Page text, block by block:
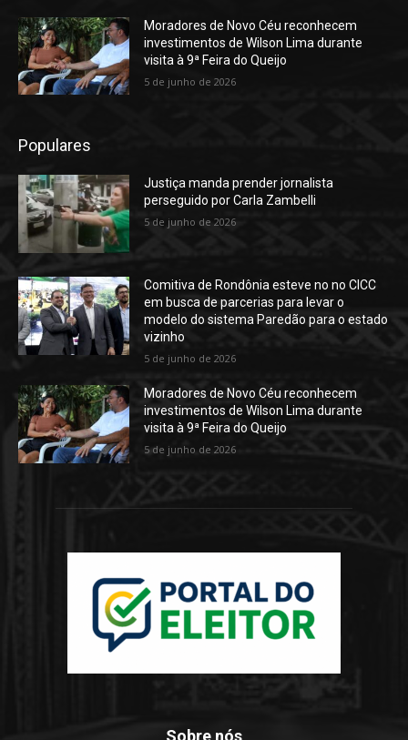
Moradores de Novo Céu reconhecem
investimentos de Wilson Lima durante
visita à 9ª Feira do Queijo
5 de junho de 2026
Populares
Justiça manda prender jornalista
perseguido por Carla Zambelli
5 de junho de 2026
Comitiva de Rondônia esteve no no CICC
em busca de parcerias para levar o
modelo do sistema Paredão para o estado
vizinho
5 de junho de 2026
Moradores de Novo Céu reconhecem
investimentos de Wilson Lima durante
visita à 9ª Feira do Queijo
5 de junho de 2026
Sobre nós